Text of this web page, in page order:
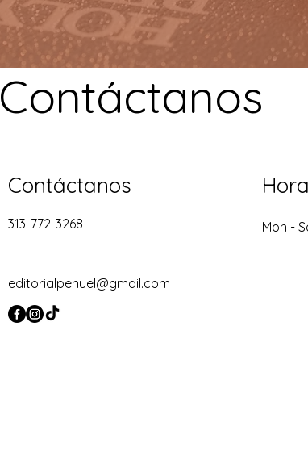
Contáctanos
Contáctanos
313-772-3268 Mon -
editorialpenuel@gmail.com